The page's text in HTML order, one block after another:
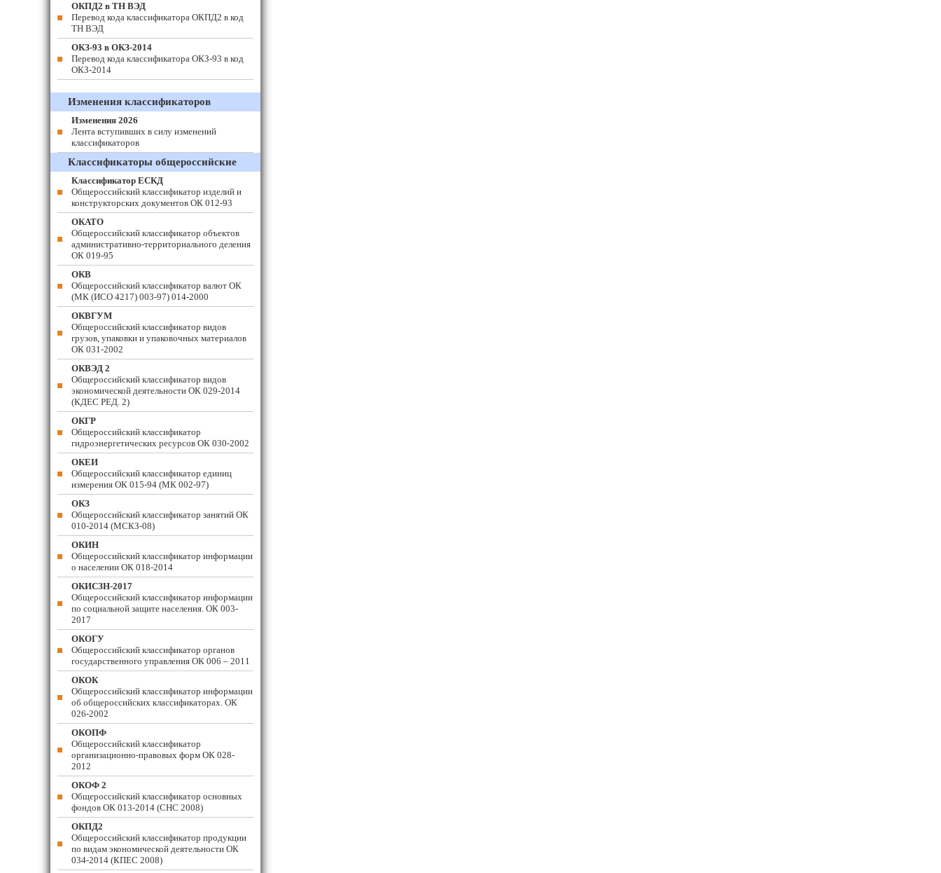
ОКПД2 в ТН ВЭД
Перевод кода классификатора ОКПД2 в код
ТН ВЭД
ОКЗ-93 в ОКЗ-2014
Перевод кода классификатора ОКЗ-93 в код
ОКЗ-2014
Изменения классификаторов
Изменения 2026
Лента вступивших в силу изменений
классификаторов
Классификаторы общероссийские
Классификатор ЕСКД
Общероссийский классификатор изделий и
конструкторских документов ОК 012-93
ОКАТО
Общероссийский классификатор объектов
административно-территориального деления
ОК 019-95
ОКВ
Общероссийский классификатор валют ОК
(МК (ИСО 4217) 003-97) 014-2000
ОКВГУМ
Общероссийский классификатор видов
грузов, упаковки и упаковочных материалов
ОК 031-2002
ОКВЭД 2
Общероссийский классификатор видов
экономической деятельности ОК 029-2014
(КДЕС РЕД. 2)
ОКГР
Общероссийский классификатор
гидроэнергетических ресурсов ОК 030-2002
ОКЕИ
Общероссийский классификатор единиц
измерения ОК 015-94 (МК 002-97)
ОКЗ
Общероссийский классификатор занятий ОК
010-2014 (МСКЗ-08)
ОКИН
Общероссийский классификатор информации
о населении ОК 018-2014
ОКИСЗН-2017
Общероссийский классификатор информации
по социальной защите населения. ОК 003-
2017
ОКОГУ
Общероссийский классификатор органов
государственного управления ОК 006 – 2011
ОКОК
Общероссийский классификатор информации
об общероссийских классификаторах. ОК
026-2002
ОКОПФ
Общероссийский классификатор
организационно-правовых форм ОК 028-
2012
ОКОФ 2
Общероссийский классификатор основных
фондов ОК 013-2014 (СНС 2008)
ОКПД2
Общероссийский классификатор продукции
по видам экономической деятельности ОК
034-2014 (КПЕС 2008)